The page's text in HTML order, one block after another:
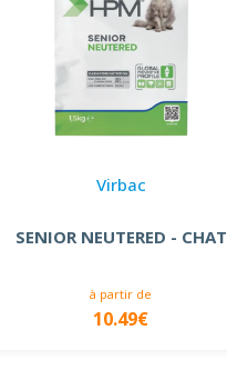
Virbac
SENIOR NEUTERED - CHAT
à partir de
10.49€